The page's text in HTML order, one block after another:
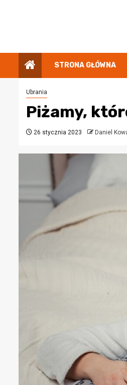
STRONA GŁÓWNA
Ubrania
Piżamy,
26 stycznia 2023 Daniel